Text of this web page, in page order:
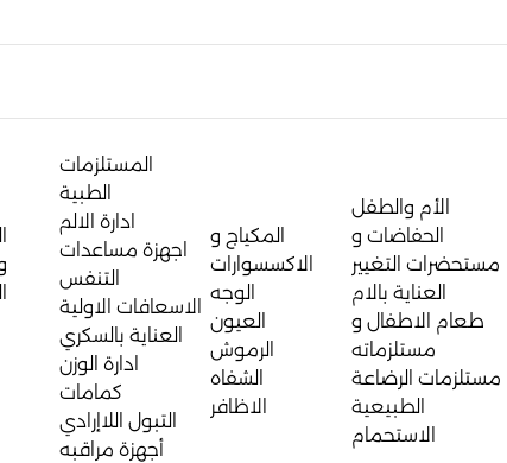
الأم والطفل
الحفاضات و
مستحضرات التغيير
العناية بالام
طعام الاطفال و
مستلزماته
مستلزمات الرضاعة
الطبيعية
الاستحمام
المكياج و
الاكسسوارات
الوجه
العيون
الرموش
الشفاه
الاظافر
المستلزمات
الطبية
ادارة الالم
اجهزة مساعدات
التنفس
الاسعافات الاولية
العناية بالسكري
ادارة الوزن
كمامات
التبول اللاإرادي
أجهزة مراقبه